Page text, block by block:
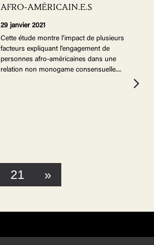
AFRO-AMÉRICAIN.E.S
29 janvier 2021
Cette étude montre l’impact de plusieurs
facteurs expliquant l’engagement de
personnes afro-américaines dans une
relation non monogame consensuelle....
21 »